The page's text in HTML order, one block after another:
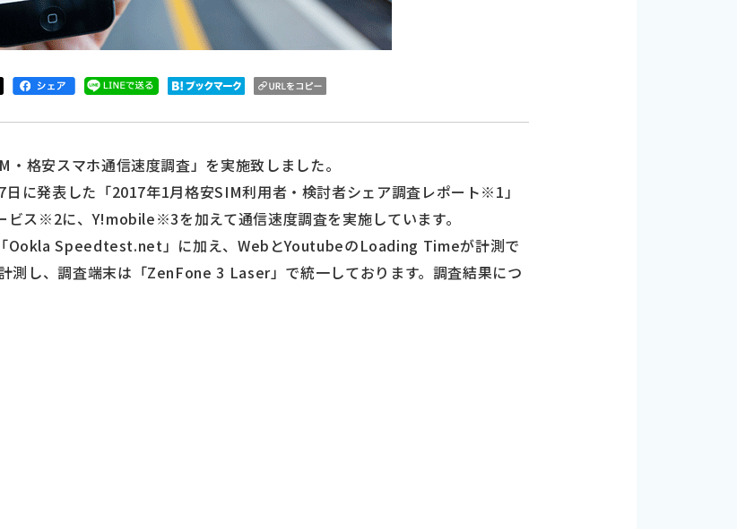
格安スマホ通信速度調査」を実施致しました。
に発表した「2017年1月格安SIM利用者・検討者シェア調査レポート※1」
ビス※2に、Y!mobile※3を加えて通信速度調査を実施しています。
Ookla Speedtest.net」に加え、WebとYoutubeのLoading Timeが計測で
測し、調査端末は「ZenFone 3 Laser」で統一しております。調査結果につ